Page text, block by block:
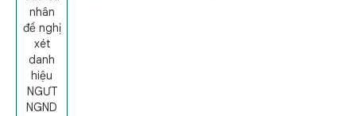
nhân
đề nghị
xét
danh
hiệu
NGƯT
NGND